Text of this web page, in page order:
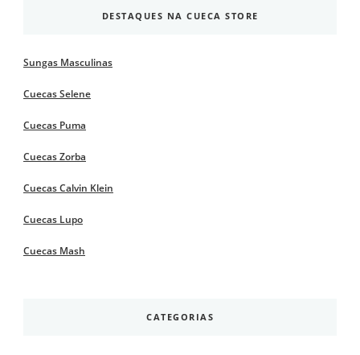
DESTAQUES NA CUECA STORE
Sungas Masculinas
Cuecas Selene
Cuecas Puma
Cuecas Zorba
Cuecas Calvin Klein
Cuecas Lupo
Cuecas Mash
CATEGORIAS